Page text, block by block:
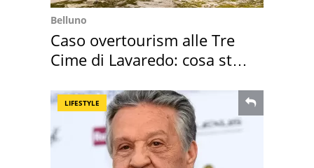
Belluno
Caso overtourism alle Tre
Cime di Lavaredo: cosa sta
LIFESTYLE